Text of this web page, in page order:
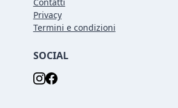
Privacy
Termini e condizioni
SOCIAL